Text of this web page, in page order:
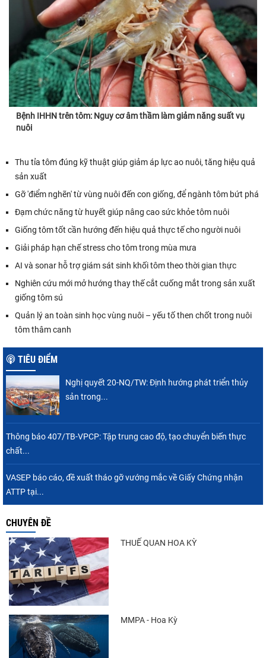
Bệnh IHHN trên tôm: Nguy cơ âm thầm làm giảm năng suất vụ
nuôi
Thu tỉa tôm đúng kỹ thuật giúp giảm áp lực ao nuôi, tăng hiệu quả
sản xuất
Gỡ 'điểm nghẽn' từ vùng nuôi đến con giống, để ngành tôm bứt phá
Đạm chức năng từ huyết giúp nâng cao sức khỏe tôm nuôi
Giống tôm tốt cần hướng đến hiệu quả thực tế cho người nuôi
Giải pháp hạn chế stress cho tôm trong mùa mưa
AI và sonar hỗ trợ giám sát sinh khối tôm theo thời gian thực
Nghiên cứu mới mở hướng thay thế cắt cuống mắt trong sản xuất
giống tôm sú
Quản lý an toàn sinh học vùng nuôi – yếu tố then chốt trong nuôi
tôm thâm canh
TIÊU ĐIỂM
Nghị quyết 20-NQ/TW: Định hướng phát triển thủy
sản trong...
Thông báo 407/TB-VPCP: Tập trung cao độ, tạo chuyển biến thực
chất...
VASEP báo cáo, đề xuất tháo gỡ vướng mắc về Giấy Chứng nhận
ATTP tại...
CHUYÊN ĐỀ
THUẾ QUAN HOA KỲ
MMPA - Hoa Kỳ